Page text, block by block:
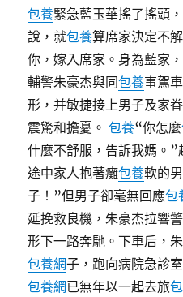
包養緊急藍玉華搖了搖頭
說，就包養算席家決定不
你，嫁入席家。身為藍家
輔警朱豪杰與同包養事駕
形，并敏捷接上男子及家
震驚和擔憂。包養“你怎麼
什麼不舒服，告訴我媽。”
途中家人抱著癱包養軟的
子！”但男子卻毫無回應包
延挽救良機，朱豪杰拉響
形下一路奔馳。下車后，
包養網子，跑向病院急診
包養網已無年以一起去旅